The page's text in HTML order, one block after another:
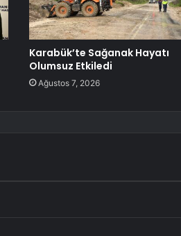
Karabük’te Sağanak Hayatı
Olumsuz Etkiledi
Ağustos 7, 2026